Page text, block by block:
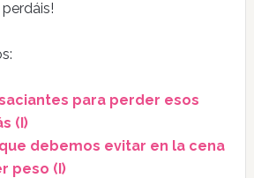
para perder esos
(I)
debemos evitar en la cena
peso (I)